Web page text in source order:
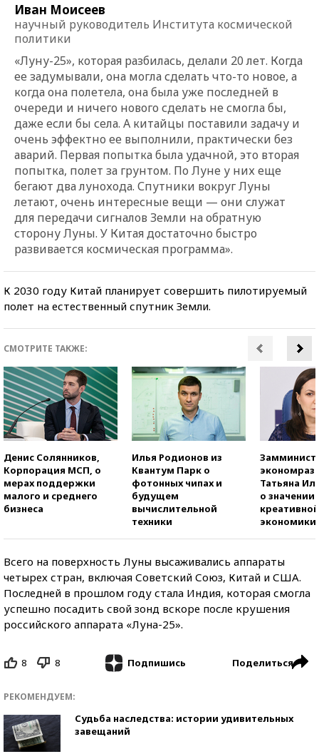
Иван Моисеев
научный руководитель Института космической
политики
«Луну-25», которая разбилась, делали 20 лет. Когда
ее задумывали, она могла сделать что-то новое, а
когда она полетела, она была уже последней в
очереди и ничего нового сделать не смогла бы,
даже если бы села. А китайцы поставили задачу и
очень эффектно ее выполнили, практически без
аварий. Первая попытка была удачной, это вторая
попытка, полет за грунтом. По Луне у них еще
бегают два лунохода. Спутники вокруг Луны
летают, очень интересные вещи — они служат
для передачи сигналов Земли на обратную
сторону Луны. У Китая достаточно быстро
развивается космическая программа».
К 2030 году Китай планирует совершить пилотируемый
полет на естественный спутник Земли.
СМОТРИТЕ ТАКЖЕ:
Денис Солянников,
Корпорация МСП, о
мерах поддержки
малого и среднего
бизнеса
Илья Родионов из
Квантум Парк о
фотонных чипах и
будущем
вычислительной
техники
Татьяна
о значении
креативной
экономики
Всего на поверхность Луны высаживались аппараты
четырех стран, включая Советский Союз, Китай и США.
Последней в прошлом году стала Индия, которая смогла
успешно посадить свой зонд вскоре после крушения
российского аппарата «Луна-25».
8 8 Подпишись Поделиться
РЕКОМЕНДУЕМ:
Судьба наследства: истории удивительных
завещаний